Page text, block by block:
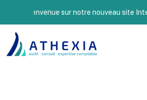
Bienvenue sur notre nouveau site Internet !